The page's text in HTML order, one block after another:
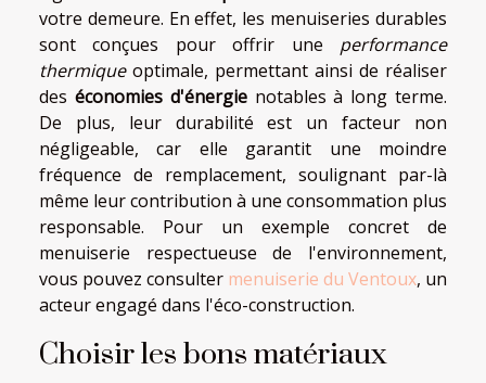
votre demeure. En effet, les menuiseries durables
sont conçues pour offrir une performance
thermiqueoptimale, permettant ainsi de réaliser
des économies d'énergienotables à long terme.
De plus, leur durabilité est un facteur non
négligeable, car elle garantit une moindre
fréquence de remplacement, soulignant par-là
même leur contribution à une consommation plus
responsable. Pour un exemple concret de
menuiserie respectueuse de l'environnement,
vous pouvez consulter menuiserie du Ventoux, un
acteur engagé dans l'éco-construction.
Choisir les bons matériaux